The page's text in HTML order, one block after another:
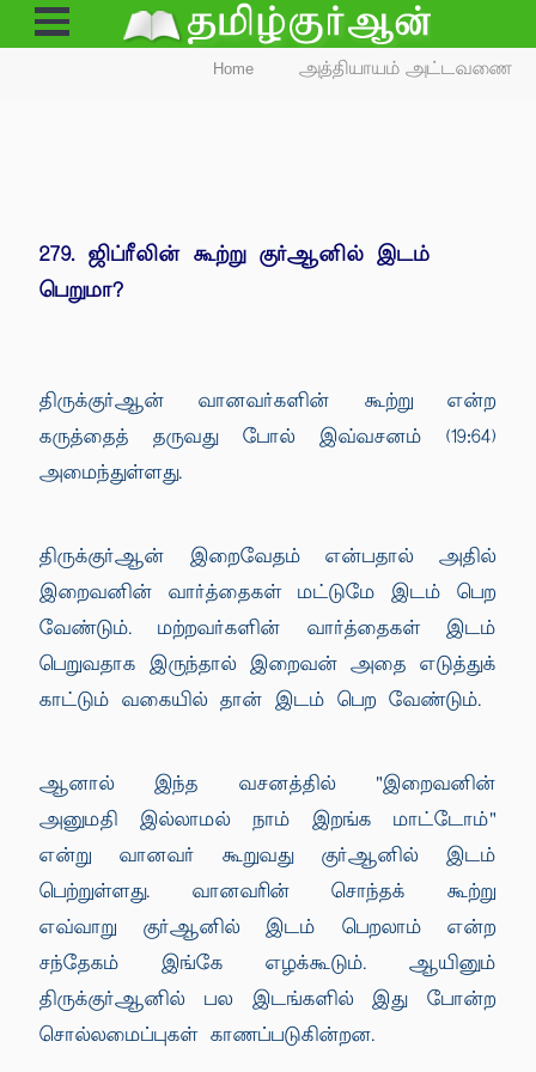
Open
Menu
Home அத்தியாயம் அட்டவணை
279. ஜிப்ரீலின் கூற்று குர்ஆனில் இடம்
பெறுமா?
திருக்குர்ஆன் வானவர்களின் கூற்று என்ற
கருத்தைத் தருவது போல் இவ்வசனம் (19:64)
அமைந்துள்ளது.
திருக்குர்ஆன் இறைவேதம் என்பதால் அதில்
இறைவனின் வார்த்தைகள் மட்டுமே இடம் பெற
வேண்டும். மற்றவர்களின் வார்த்தைகள் இடம்
பெறுவதாக இருந்தால் இறைவன் அதை எடுத்துக்
காட்டும் வகையில் தான் இடம் பெற வேண்டும்.
ஆனால் இந்த வசனத்தில் "இறைவனின்
அனுமதி இல்லாமல் நாம் இறங்க மாட்டோம்"
என்று வானவர் கூறுவது குர்ஆனில் இடம்
பெற்றுள்ளது. வானவரின் சொந்தக் கூற்று
எவ்வாறு குர்ஆனில் இடம் பெறலாம் என்ற
சந்தேகம் இங்கே எழக்கூடும். ஆயினும்
திருக்குர்ஆனில் பல இடங்களில் இது போன்ற
சொல்லமைப்புகள் காணப்படுகின்றன.